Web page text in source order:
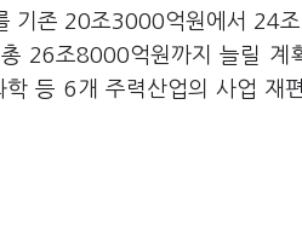
기존 20조3000억원에서 24
26조8000억원까지 늘릴 계
등 6개 주력산업의 사업 재